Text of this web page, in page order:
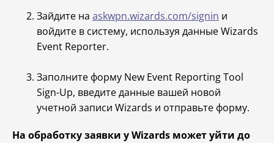
Зайдите на askwpn.wizards.com/signin и
войдите в систему, используя данные Wizards
Event Reporter.
Заполните форму New Event Reporting Tool
Sign-Up, введите данные вашей новой
учетной записи Wizards и отправьте форму.
На обработку заявки у Wizards может уйти до